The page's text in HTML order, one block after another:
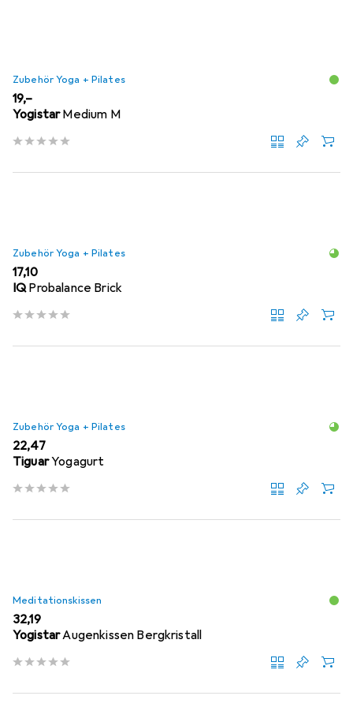
Zubehör Yoga + Pilates
EUR
19,–
YogistarMedium M
Zubehör Yoga + Pilates
EUR
17,10
IQProbalance Brick
Zubehör Yoga + Pilates
EUR
22,47
TiguarYogagurt
Meditationskissen
EUR
32,19
YogistarAugenkissen Bergkristall